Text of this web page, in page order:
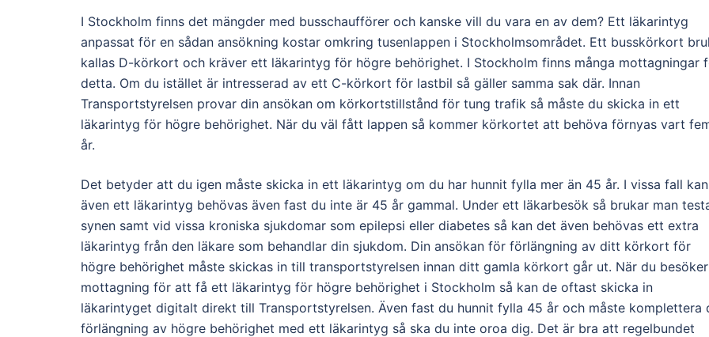
I Stockholm finns det mängder med busschaufförer och kanske vill du vara en av dem? Ett läkarintyg
anpassat för en sådan ansökning kostar omkring tusenlappen i Stockholmsområdet. Ett busskörkort
kallas D-körkort och kräver ett läkarintyg för högre behörighet. I Stockholm finns många mottagningar
detta. Om du istället är intresserad av ett C-körkort för lastbil så gäller samma sak där. Innan
Transportstyrelsen provar din ansökan om körkortstillstånd för tung trafik så måste du skicka in ett
läkarintyg för högre behörighet. När du väl fått lappen så kommer körkortet att behöva förnyas vart
år.
Det betyder att du igen måste skicka in ett läkarintyg om du har hunnit fylla mer än 45 år. I vissa fall kan
även ett läkarintyg behövas även fast du inte är 45 år gammal. Under ett läkarbesök så brukar man
synen samt vid vissa kroniska sjukdomar som epilepsi eller diabetes så kan det även behövas ett extra
läkarintyg från den läkare som behandlar din sjukdom. Din ansökan för förlängning av ditt körkort för
högre behörighet måste skickas in till transportstyrelsen innan ditt gamla körkort går ut. När du
mottagning för att få ett läkarintyg för högre behörighet i Stockholm så kan de oftast skicka in
läkarintyget digitalt direkt till Transportstyrelsen. Även fast du hunnit fylla 45 år och måste komplettera
förlängning av högre behörighet med ett läkarintyg så ska du inte oroa dig. Det är bra att regelbundet